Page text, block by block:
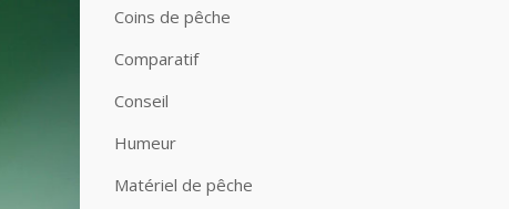
Coins de pêche
Comparatif
Conseil
Humeur
Matériel de pêche